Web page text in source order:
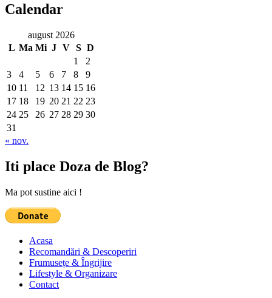
Calendar
august 2026
L Ma Mi J V S D
1
2
3
4 5 6 7 8
9
10 11 12 13 14 15 16
17 18 19 20 21 22 23
24 25 26 27 28 29 30
31
« nov.
Iti place Doza de Blog?
Ma pot sustine aici !
Acasa
Recomandări & Descoperiri
Frumusețe & Îngrijire
Lifestyle & Organizare
Contact